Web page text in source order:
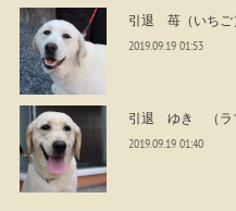
引退 苺（いちご
2019.09.19 01:53
引退 ゆき （ラ
2019.09.19 01:40